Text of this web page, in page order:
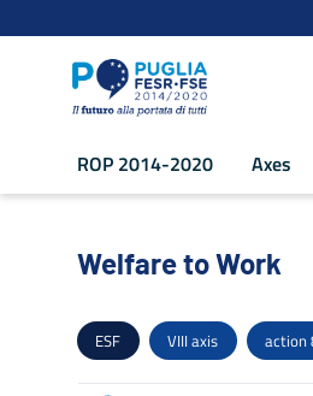
ROP 2014-2020 Axes
Welfare to Work -
Welfare to Work
ESF VIII axis action